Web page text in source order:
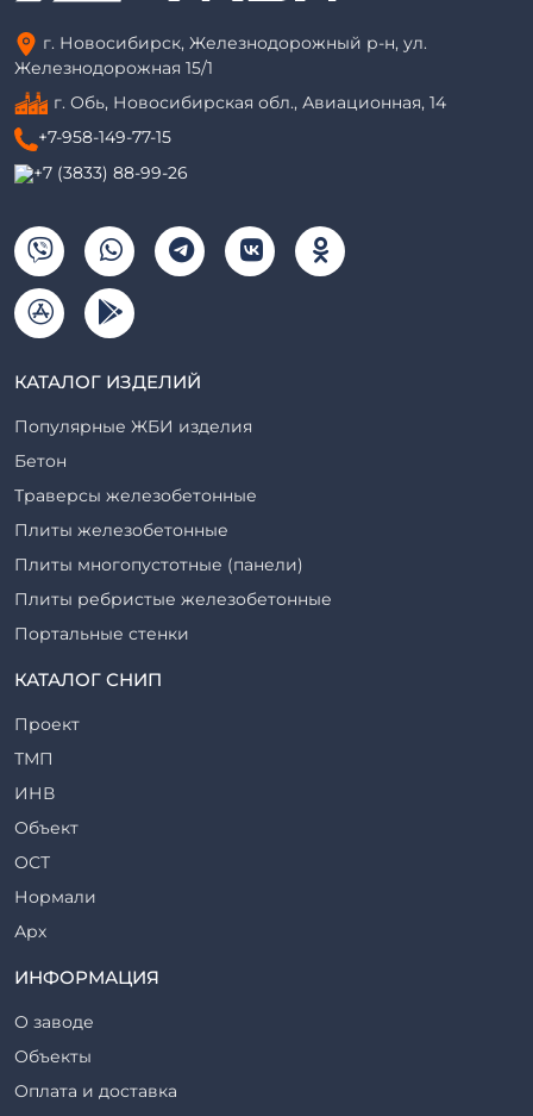
г. Новосибирск, Железнодорожный р-н, ул.
Железнодорожная 15/1
г. Обь, Новосибирская обл., Авиационная, 14
+7-958-149-77-15
+7 (3833) 88-99-26
КАТАЛОГ ИЗДЕЛИЙ
Популярные ЖБИ изделия
Бетон
Траверсы железобетонные
Плиты железобетонные
Плиты многопустотные (панели)
Плиты ребристые железобетонные
Портальные стенки
Прогоны железобетонные
Ригели железобетонные
Сваи железобетонные
Стеновые блоки
Стойки железобетонные
Столбы железобетонные
Закладные детали
Трубы железобетонные
Утяжелители железобетонные
Фермы железобетонные
Фундаментные блоки
Фундаменты железобетонные
КАТАЛОГ СНИП
Проект
ТМП
ИНВ
Объект
ОСТ
Нормали
Арх
ТР
Серия
ТП
ТПР
ИНФОРМАЦИЯ
О заводе
Объекты
Оплата и доставка